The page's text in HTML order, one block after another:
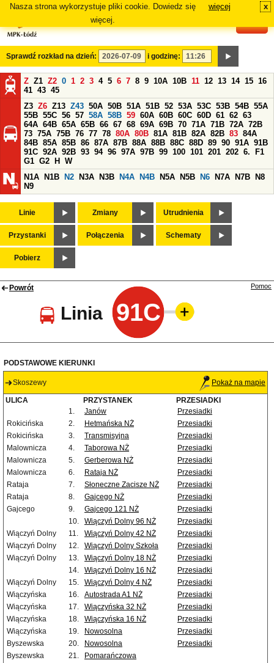
Nasza strona wykorzystuje pliki cookie. Dowiedz się
więcej.
więcej x
Sprawdź rozkład na dzień: i godzinę:
Z Z1 Z2 0 1 2 3 4 5 6 7 8 9 10A 10B 11 12 13 14 15 16
41 43 45
Z3 Z6 Z13 Z43 50A 50B 51A 51B 52 53A 53C 53B 54B 55A
55B 55C 56 57 58A 58B 59 60A 60B 60C 60D 61 62 63
64A 64B 65A 65B 66 67 68 69A 69B 70 71A 71B 72A 72B
73 75A 75B 76 77 78 80A 80B 81A 81B 82A 82B 83 84A
84B 85A 85B 86 87A 87B 88A 88B 88C 88D 89 90 91A 91B
91C 92A 92B 93 94 96 97A 97B 99 100 101 201 202 6.
F1
G1 G2 H
W
N1A
N1B N2 N3A N3B N4A N4B N5A N5B N6 N7A N7B
N8
N9
Linie Zmiany Utrudnienia
Przystanki Połączenia Schematy
Pobierz
Powrót
Linia 91C
Pomoc
PODSTAWOWE KIERUNKI
Skoszewy Pokaż na mapie
ULICA PRZYSTANEK
PRZESIADKI
1.
Janów
Przesiadki
Rokicińska
2. Hetmańska NŻ
Przesiadki
Rokicińska
3. Transmisyjna
Przesiadki
Malownicza
4. Taborowa NŻ
Przesiadki
Malownicza
5. Gerberowa NŻ
Przesiadki
Malownicza
6. Rataja NŻ
Przesiadki
Rataja
7. Słoneczne Zacisze NŻ
Przesiadki
Rataja
8. Gajcego NŻ
Przesiadki
Gajcego
9. Gajcego 121 NŻ
Przesiadki
10.
Wiączyń Dolny 96 NŻ
Przesiadki
Wiączyń Dolny
11. Wiączyń Dolny 42 NŻ
Przesiadki
Wiączyń Dolny
12. Wiączyń Dolny Szkoła
Przesiadki
Wiączyń Dolny
13. Wiączyń Dolny 18 NŻ
Przesiadki
14.
Wiączyń Dolny 16 NŻ
Przesiadki
Wiączyń Dolny
15. Wiączyń Dolny 4 NŻ
Przesiadki
Wiączyńska
16. Autostrada A1 NŻ
Przesiadki
Wiączyńska
17. Wiączyńska 32 NŻ
Przesiadki
Wiączyńska
18. Wiączyńska 16 NŻ
Przesiadki
Wiączyńska
19. Nowosolna
Przesiadki
Byszewska
20. Nowosolna
Przesiadki
Byszewska
21.
Pomarańczowa